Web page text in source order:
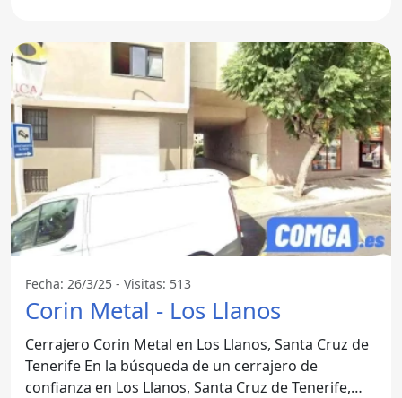
Fecha: 26/3/25 - Visitas: 513
Corin Metal - Los Llanos
Cerrajero Corin Metal en Los Llanos, Santa Cruz de
Tenerife En la búsqueda de un cerrajero de
confianza en Los Llanos, Santa Cruz de Tenerife,